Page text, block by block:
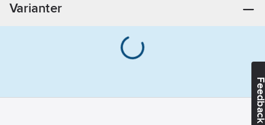
eluttag. Utrustad med
överbelastningsskydd
och manöverhöjd på
Varianter